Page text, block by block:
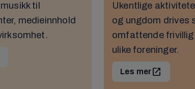
til
medieinnhold
Ukentlige
og ungdom drives
omfattende frivillig
ulike foreninger.
Les mer